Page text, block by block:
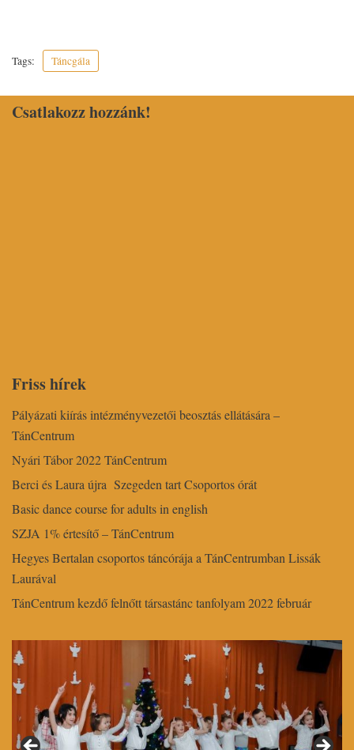
Tags: Táncgála
Csatlakozz hozzánk!
Friss hírek
Pályázati kiírás intézményvezetői beosztás ellátására –
TánCentrum
Nyári Tábor 2022 TánCentrum
Berci és Laura újra Szegeden tart Csoportos órát
Basic dance course for adults in english
SZJA 1% értesítő – TánCentrum
Hegyes Bertalan csoportos táncórája a TánCentrumban Lissák
Laurával
TánCentrum kezdő felnőtt társastánc tanfolyam 2022 február